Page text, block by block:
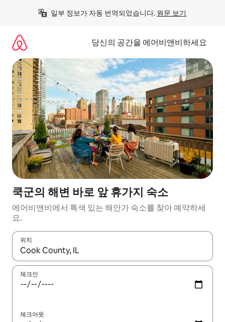
일부 정보가 자동 번역되었습니다. 원문 보기
당신의 공간을 에어비앤비하세요
쿡군의 해변 바로 앞 휴가지 숙소
에어비앤비에서 특색 있는 해안가 숙소를 찾아 예약하세
요.
위치
결과가 나오면 위·아래 화살표 키를 사용하거나 터치 또는 스와이
체크인
체크아웃